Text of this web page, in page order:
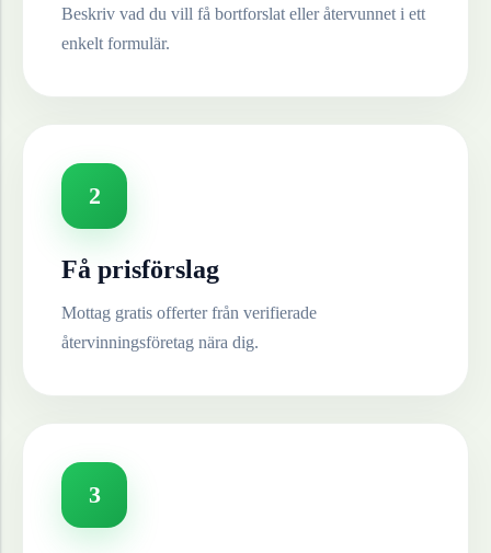
Beskriv vad du vill få bortforslat eller återvunnet i ett
enkelt formulär.
2
Få prisförslag
Mottag gratis offerter från verifierade
återvinningsföretag nära dig.
3